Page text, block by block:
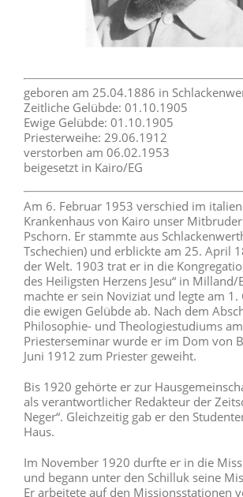
geboren am 25.04.1886 in
Zeitliche Gelübde: 01.10.1905
Ewige Gelübde: 01.10.1905
Priesterweihe: 29.06.1912
verstorben am 06.02.1953
beigesetzt in Kairo/EG
Am 6. Februar 1953 verschied im
Krankenhaus von Kairo unser
Pschorn. Er stammte aus
Tschechien) und erblickte am 25. April
der Welt. 1903 trat er in die
des Heiligsten Herzens Jesu“ in
machte er sein Noviziat und legte am
die ewigen Gelübde ab. Nach dem
Philosophie- und Theologiestudiums
Priesterseminar wurde er im Dom von
Juni 1912 zum Priester geweiht.
Bis 1920 gehörte er zur
als verantwortlicher Redakteur der
Neger“. Gleichzeitig gab er den
Haus.
Im November 1920 durfte er in die
und begann unter den Schilluk seine
Er arbeitete auf den Missionsstationen